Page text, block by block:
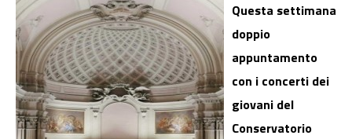
Questa settimana
doppio
appuntamento
con i concerti dei
giovani del
Conservatorio